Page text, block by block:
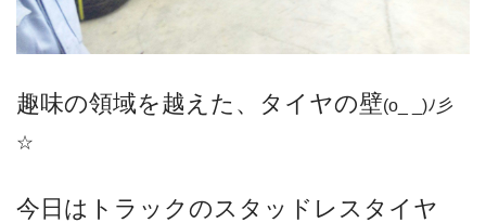
趣味の領域を越えた、タイヤの壁(o_ _)ﾉ彡
☆
今日はトラックのスタッドレスタイヤ